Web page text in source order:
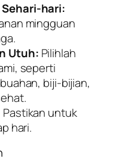
hari:
mingguan
Utuh: Pilihlah
seperti
biji-bijian,
Pastikan untuk
hari.